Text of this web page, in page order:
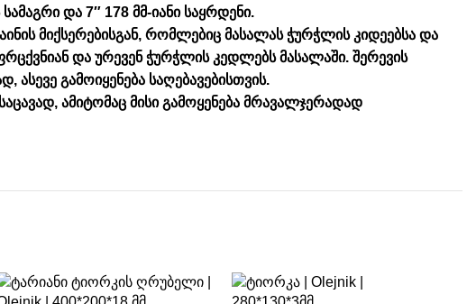
და 7″ 178 მმ-იანი საყრდენი.
მიქსერებისგან, რომლებიც მასალას ჭურჭლის კიდეებსა და
და ურევენ ჭურჭლის კედლებს მასალაში. შერევის
გამოიყენება საღებავებისთვის.
ამიტომაც მისი გამოყენება მრავალჯერადად